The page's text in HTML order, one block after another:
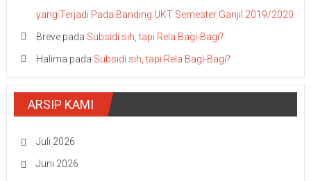
yang Terjadi Pada Banding UKT Semester Ganjil 2019/2020
Brevepada Subsidi sih, tapi Rela Bagi-Bagi?
Halima pada Subsidi sih, tapi Rela Bagi-Bagi?
ARSIP KAMI
Juli 2026
Juni 2026